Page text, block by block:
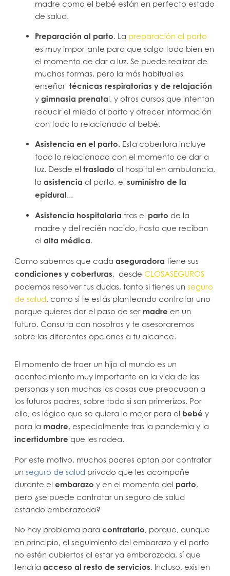
madre como el bebé están en perfecto estado
de salud.
Preparación al parto . La preparación al parto
es muy importante para que salga todo bien en
el momento de dar a luz. Se puede realizar de
muchas formas, pero la más habitual es
enseñar técnicas respiratorias y de relajación
y gimnasia prenatal, y otros cursos que intentan
reducir el miedo al parto y ofrecer información
con todo lo relacionado al bebé.
Asistencia en el parto . Esta cobertura incluye
todo lo relacionado con el momento de dar a
luz. Desde el traslado al hospital en ambulancia,
la asistencia al parto, el suministro de la
epidural
Asistencia hospitalaria tras el parto de la
madre y del recién nacido, hasta que reciban
el alta médica
Como sabemos que cada aseguradora tiene sus
condiciones y coberturas , desde CLOSASEGUROS
podemos resolver tus dudas, tanto si tienes un seguro
de salud , como si te estás planteando contratar uno
porque quieres dar el paso de ser madre en un
futuro. Consulta con nosotros y te asesoraremos
sobre las diferentes opciones a tu alcance.
El momento de traer un hijo al mundo es un
acontecimiento muy importante en la vida de las
personas y son muchas las cosas que preocupan a
los futuros padres, sobre todo si son primerizos. Por
ello, es lógico que se quiera lo mejor para el bebé y
para la madre , especialmente tras la pandemia y la
incertidumbre que les rodea.
Por este motivo, muchos padres optan por contratar
un seguro de salud privado que les acompañe
durante el embarazo y en el momento del parto
pero ¿se puede contratar un seguro de salud
estando embarazada?
No hay problema para contratarlo , porque, aunque
en principio, el seguimiento del embarazo y el parto
no estén cubiertos al estar ya embarazada, sí que
tendría acceso al resto de servicios . Incluso, existen